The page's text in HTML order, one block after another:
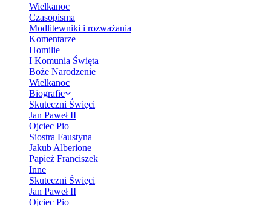
Wielkanoc
Czasopisma
Modlitewniki i rozważania
Komentarze
Homilie
I Komunia Święta
Boże Narodzenie
Wielkanoc
Biografie
Skuteczni Święci
Jan Paweł II
Ojciec Pio
Siostra Faustyna
Jakub Alberione
Papież Franciszek
Inne
Skuteczni Święci
Jan Paweł II
Ojciec Pio